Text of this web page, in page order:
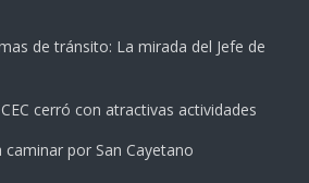
de tránsito: La mirada del Jefe de
cerró con atractivas actividades
caminar por San Cayetano